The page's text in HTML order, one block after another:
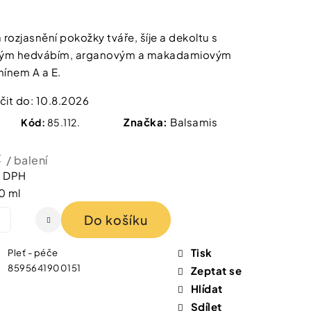
rozjasnění pokožky tváře, šíje a dekoltu s
hedvábím, arganovým a makadamiovým
A a E.
do: 10.8.2026
Kód: 85.112. Značka: Balsamis
/ balení
ml
Do košíku
Pleť - péče
8595641900151
Tisk
Zeptat se
Hlídat
Sdílet